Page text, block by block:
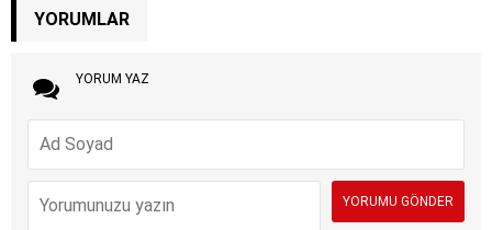
YORUMLAR
YORUM YAZ